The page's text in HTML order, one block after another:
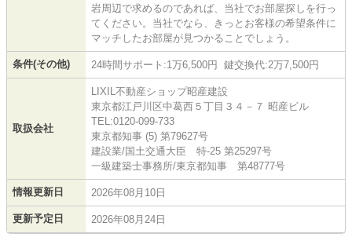
岩周辺で求めるのであれば、当社でお部屋探しを行っ
てください。当社でなら、きっとお客様の希望条件に
マッチしたお部屋が見つかることでしょう。
条件(その他) 24時間サポート:1万6,500円 鍵交換代:2万7,500円
取扱会社
LIXIL不動産ショップ昭産建設
東京都江戸川区中葛西５丁目３４－７ 昭産ビル
TEL:0120-099-733
東京都知事 (5) 第79627号
建設業/国土交通大臣 特-25 第25297号
一級建築士事務所/東京都知事 第48777号
情報更新日 2026年08月10日
更新予定日 2026年08月24日